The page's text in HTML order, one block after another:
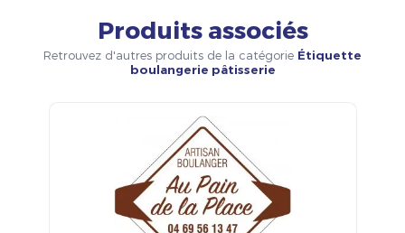
Produits associés
Retrouvez d'autres produits de la catégorie Étiquette
boulangerie pâtisserie